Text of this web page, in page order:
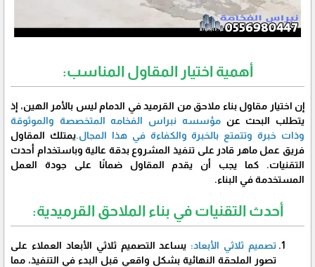
أهمية اختيار المقاول المناسب:
إن اختيار مقاول بناء ملاحق من القرميد في الدمام ليس بالأمر الهين، إذ
يتطلب البحث عنمؤسسه نبراس الفخامه المتخصصة والموثوقة
وذات خبرة وتتمتع بالخبرة والكفاءة في هذا المجال.يمتلك المقاول
فريق عمل ماهر قادر على تنفيذ المشروع بدقة عالية وباستخدام أحدث
التقنيات. كما يجب أن يقدم المقاول ضمانًا على جودة العمل
المستخدمة في البناء.
أحدث التقنيات في بناء الملاحق القرميدية:
تصميم ثلاثي الأبعاد: يساعد التصميم ثلاثي الأبعاد العملاء على
تصور الملحقة النهائية بشكل واقعي قبل البدء في التنفيذ، مما